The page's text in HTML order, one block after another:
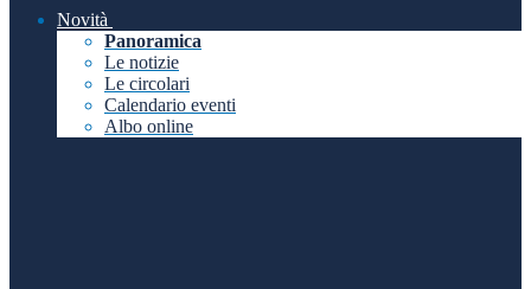
Novità
Panoramica
Le notizie
Le circolari
Calendario eventi
Albo online